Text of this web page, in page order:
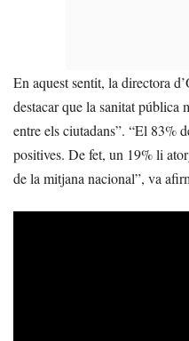
En aquest sentit, la directora
destacar que la sanitat pública
entre els ciutadans”. “El 83%
positives. De fet, un 19% li
de la mitjana nacional”, va